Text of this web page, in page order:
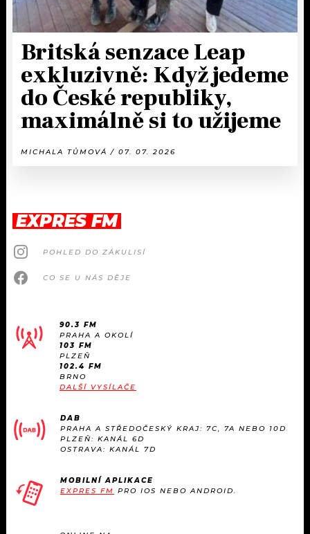
Britská senzace Leap
exkluzivně: Když jedeme
do České republiky,
maximálně si to užijeme
MICHALA TŮMOVÁ / 07. 07. 2026
EXPRES FM
POHLED DO ZÁKULISÍ
CO SE U NÁS DĚJE
90.3 FM
PRAHA A OKOLÍ
103 FM
PLZEŇ
102.4 FM
BRNO
DALŠÍ VYSÍLAČE
DAB
PRAHA A STŘEDOČESKÝ KRAJ: 7C, 7A NEBO 10D
PLZEŇ: KANÁL 6D
OSTRAVA: KANÁL 7D
MOBILNÍ APLIKACE
EXPRES FM PRO IOS NEBO ANDROID.